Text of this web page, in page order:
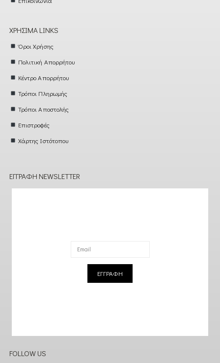
ΧΡΉΣΙΜΑ LINKS
Όροι Χρήσης
Πολιτική Απορρήτου
Κέντρο Απορρήτου
Τρόποι Πληρωμής
Τρόποι Αποστολής
Επιστροφές
Χάρτης Ιστότοπου
ΕΓΓΡΑΦΉ NEWSLETTER
ΕΓΓΡΑΦΗ
FOLLOW US